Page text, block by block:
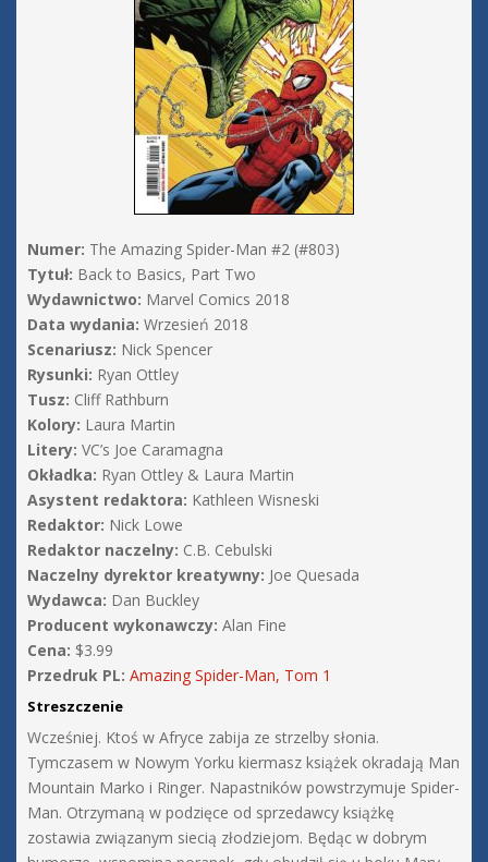
Numer: The Amazing Spider-Man #2 (#803)
Tytuł: Back to Basics, Part Two
Wydawnictwo: Marvel Comics 2018
Data wydania: Wrzesień 2018
Scenariusz: Nick Spencer
Rysunki: Ryan Ottley
Tusz: Cliff Rathburn
Kolory: Laura Martin
Litery: VC’s Joe Caramagna
Okładka: Ryan Ottley & Laura Martin
Asystent redaktora: Kathleen Wisneski
Redaktor: Nick Lowe
Redaktor naczelny: C.B. Cebulski
Naczelny dyrektor kreatywny: Joe Quesada
Wydawca: Dan Buckley
Producent wykonawczy: Alan Fine
Cena: $3.99
Przedruk PL: Amazing Spider-Man, Tom 1
Streszczenie
Wcześniej. Ktoś w Afryce zabija ze strzelby słonia.
Tymczasem w Nowym Yorku kiermasz książek okradają Man
Mountain Marko i Ringer. Napastników powstrzymuje Spider-
Man. Otrzymaną w podzięce od sprzedawcy książkę
zostawia związanym siecią złodziejom. Będąc w dobrym